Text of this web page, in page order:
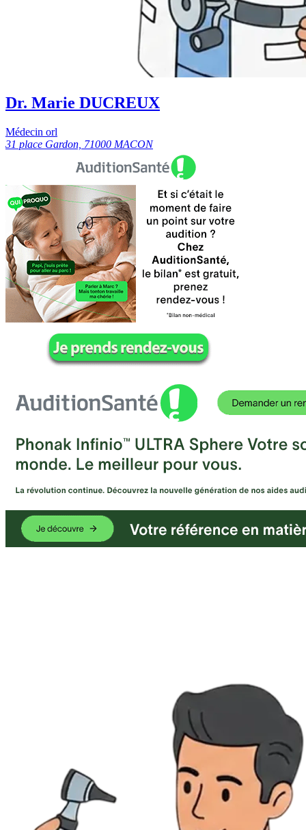
Dr. Marie DUCREUX
Médecin orl
31 place Gardon, 71000 MACON